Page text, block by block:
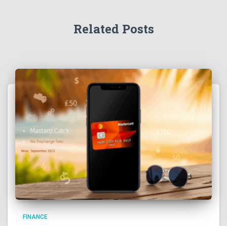
Related Posts
FINANCE